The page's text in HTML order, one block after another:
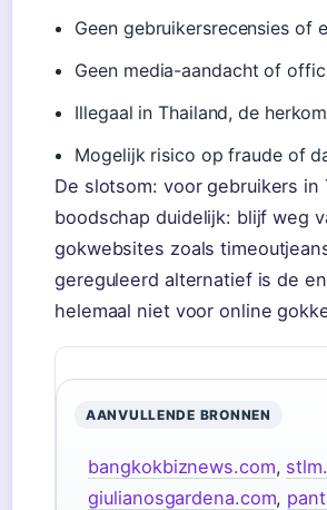
Geen gebruikersrecensies of
Geen media-aandacht of
Illegaal in Thailand, de
Mogelijk risico op fraude of
De slotsom: voor gebruikers
boodschap duidelijk: blijf weg
gokwebsites zoals
gereguleerd alternatief is de
helemaal niet voor online
AANVULLENDE BRONNEN
bangkokbiznews.com,
giulianosgardena.com,